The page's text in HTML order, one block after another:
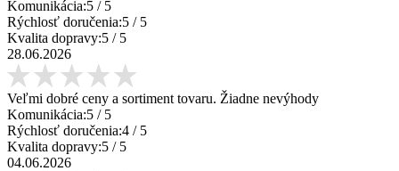
Komunikácia:5 / 5
Rýchlosť doručenia:5 / 5
Kvalita dopravy:5 / 5
28.06.2026
Veľmi dobré ceny a sortiment tovaru. Žiadne nevýhody
Komunikácia:5 / 5
Rýchlosť doručenia:4 / 5
Kvalita dopravy:5 / 5
04.06.2026